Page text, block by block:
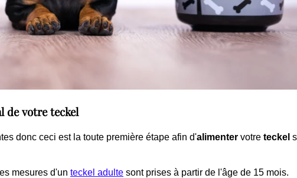
de votre teckel
donc ceci est la toute première étape afin d'alimenter votre teckel
mesures d'un teckel adulte sont prises à partir de l'âge de 15 mois.